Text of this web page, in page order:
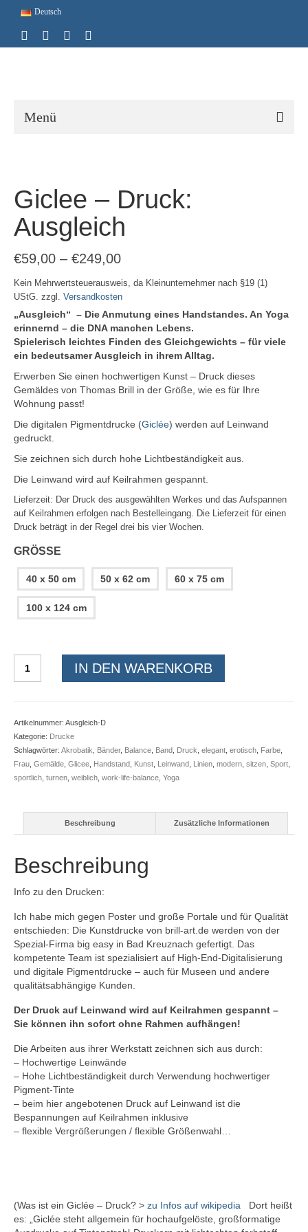
Deutsch
Menü
Giclee – Druck:
Ausgleich
€59,00 – €249,00
Kein Mehrwertsteuerausweis, da Kleinunternehmer nach §19 (1)
UStG. zzgl. Versandkosten
„Ausgleich“ – Die Anmutung eines Handstandes. An Yoga
erinnernd – die DNA manchen Lebens.
Spielerisch leichtes Finden des Gleichgewichts – für viele
ein bedeutsamer Ausgleich in ihrem Alltag.
Erwerben Sie einen hochwertigen Kunst – Druck dieses
Gemäldes von Thomas Brill in der Größe, wie es für Ihre
Wohnung passt!
Die digitalen Pigmentdrucke (Giclée) werden auf Leinwand
gedruckt.
Sie zeichnen sich durch hohe Lichtbeständigkeit aus.
Die Leinwand wird auf Keilrahmen gespannt.
Lieferzeit: Der Druck des ausgewählten Werkes und das Aufspannen
auf Keilrahmen erfolgen nach Bestelleingang. Die Lieferzeit für einen
Druck beträgt in der Regel drei bis vier Wochen.
GRÖSSE
40 x 50 cm 50 x 62 cm 60 x 75 cm
100 x 124 cm
IN DEN WARENKORB
Artikelnummer: Ausgleich-D
Kategorie: Drucke
Schlagwörter: Akrobatik Bänder, Balance Band Druck elegant erotisch Farbe
Frau Gemälde Glicee Handstand Kunst Leinwand Linien modern sitzen Sport
sportlich turnen weiblich work-life-balance Yoga
Beschreibung Zusätzliche Informationen
Beschreibung
Info zu den Drucken:
Ich habe mich gegen Poster und große Portale und für Qualität
entschieden: Die Kunstdrucke von brill-art.de werden von der
Spezial-Firma big easy in Bad Kreuznach gefertigt. Das
kompetente Team ist spezialisiert auf High-End-Digitalisierung
und digitale Pigmentdrucke – auch für Museen und andere
qualitätsabhängige Kunden.
Der Druck auf Leinwand wird auf Keilrahmen gespannt –
Sie können ihn sofort ohne Rahmen aufhängen!
Die Arbeiten aus ihrer Werkstatt zeichnen sich aus durch:
– Hochwertige Leinwände
– Hohe Lichtbeständigkeit durch Verwendung hochwertiger
Pigment-Tinte
– beim hier angebotenen Druck auf Leinwand ist die
Bespannungen auf Keilrahmen inklusive
– flexible Vergrößerungen / flexible Größenwahl…
(Was ist ein Giclée – Druck? > zu Infos auf wikipedia Dort heißt
es: „Giclée steht allgemein für hochaufgelöste, großformatige